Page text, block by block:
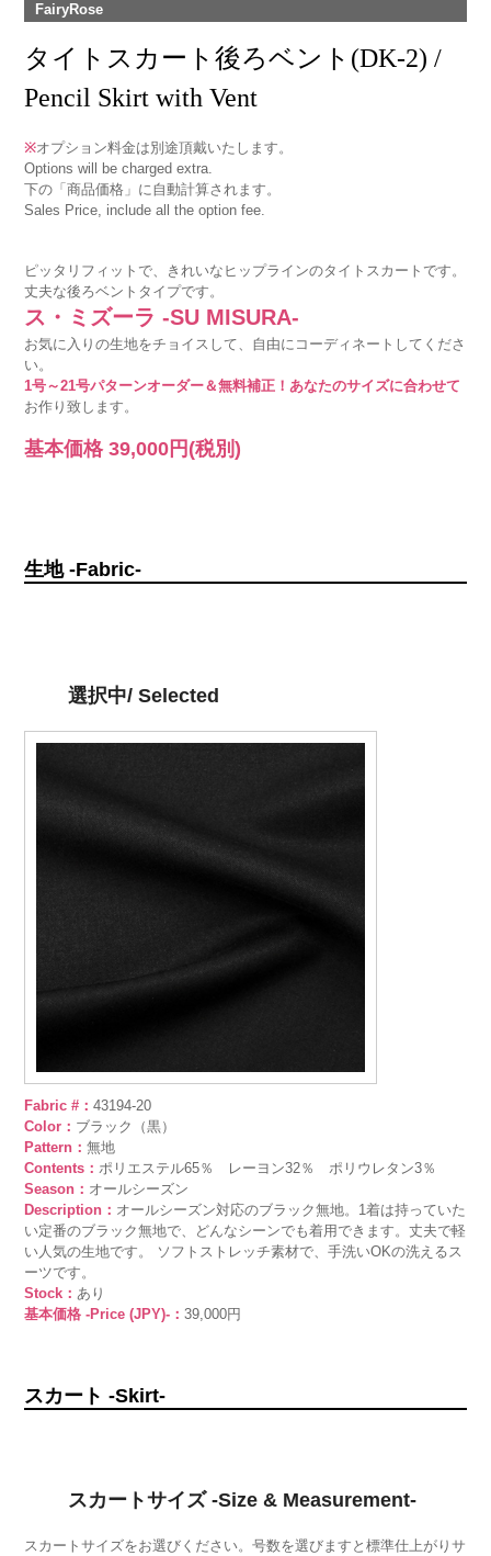
FairyRose
タイトスカート後ろベント(DK-2) /
Pencil Skirt with Vent
※オプション料金は別途頂戴いたします。
Options will be charged extra.
下の「商品価格」に自動計算されます。
Sales Price, include all the option fee.
ピッタリフィットで、きれいなヒップラインのタイトスカートです。
丈夫な後ろベントタイプです。
ス・ミズーラ -SU MISURA-
お気に入りの生地をチョイスして、自由にコーディネートしてくださ
い。
1号～21号パターンオーダー＆無料補正！あなたのサイズに合わせて
お作り致します。
基本価格39,000円 (税別)
生地 -Fabric-
選択中/ Selected
Fabric #：43194-20
Color： ブラック（黒）
Pattern：無地
Contents：ポリエステル65％ レーヨン32％ ポリウレタン3％
Season： オールシーズン
Description： オールシーズン対応のブラック無地。1着は持っていた
い定番のブラック無地で、どんなシーンでも着用できます。丈夫で軽
い人気の生地です。 ソフトストレッチ素材で、手洗いOKの洗えるス
ーツです。
Stock：あり
基本価格 -Price (JPY)-：39,000円
スカート -Skirt-
スカートサイズ -Size & Measurement-
スカートサイズをお選びください。号数を選びますと標準仕上がりサ